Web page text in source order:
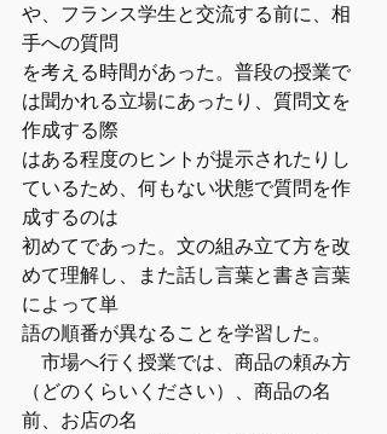
や、フランス学生と交流する前に、相
手への質問
を考える時間があった。普段の授業で
は聞かれる立場にあったり、質問文を
作成する際
はある程度のヒントが提示されたりし
ているため、何もない状態で質問を作
成するのは
初めてであった。文の組み立て方を改
めて理解し、また話し言葉と書き言葉
によって単
語の順番が異なることを学習した。
市場へ行く授業では、商品の頼み方
（どのくらいください）、商品の名
前、お店の名